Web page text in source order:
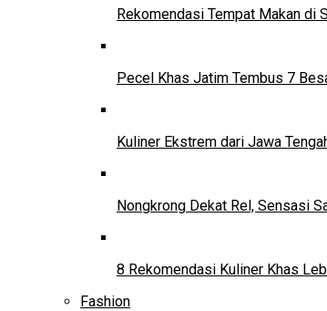
Rekomendasi Tempat Makan di
Pecel Khas Jatim Tembus 7
Kuliner Ekstrem dari Jawa
Nongkrong Dekat Rel, Sensasi
8 Rekomendasi Kuliner Khas
Fashion